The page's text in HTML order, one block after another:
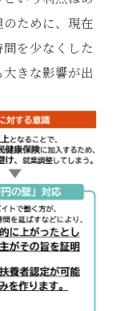
ために、現在
を少なくした
きな影響が出